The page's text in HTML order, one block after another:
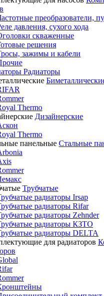
преобразователи,
давления, сухого хода
скваженные
решения
зажимы и кабели
Радиаторы
Thermo
Дизайнерские
Thermo
Стальные
Трубчатые
радиаторы Irsap
радиаторы Rifar
радиаторы Zehnder
радиаторы КЗТО
радиаторы DELTA